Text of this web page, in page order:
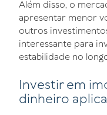
Além disso, o
apresentar menor
outros
interessante para
estabilidade no
Investir em
dinheiro